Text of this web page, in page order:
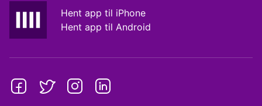
Hent app til iPhone
Hent app til Android